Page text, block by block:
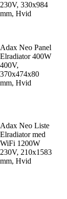
230V, 330x984
mm, Hvid
Adax Neo Panel
Elradiator 400W
400V,
370x474x80
mm, Hvid
Adax Neo Liste
Elradiator med
WiFi 1200W
230V, 210x1583
mm, Hvid